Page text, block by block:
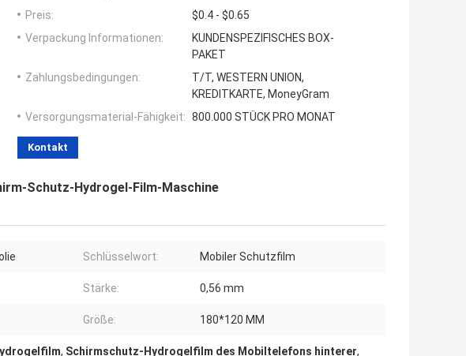
Preis:
$0.4 - $0.65
Verpackung Informationen:
KUNDENSPEZIFISCHES BOX-
PAKET
Zahlungsbedingungen:
T/T, WESTERN UNION,
KREDITKARTE, MoneyGram
Versorgungsmaterial-Fähigkeit: 800.000 STÜCK PRO MONAT
Kontakt
Schutz-Hydrogel-Film-Maschine
Schlüsselwort: Mobiler Schutzfilm
Stärke: 0,56 mm
Größe: 180*120 MM
, Schirmschutz-Hydrogelfilm des Mobiltelefons hinterer,